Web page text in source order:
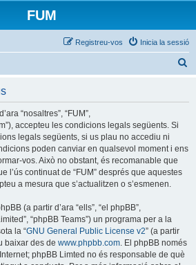
FUM
Inicia la sessió
Registreu-vos
“nosaltres”, “FUM”,
accepteu les condicions legals següents. Si
legals següents, si us plau no accediu ni
poden canviar en qualsevol moment i ens
vos. Això no obstant, és recomanable que
l’ús continuat de “FUM” després que aquestes
a mesura que s’actualitzen o s’esmenen.
(a partir d’ara “ells”, “el phpBB”,
“phpBB Teams”) un programa per a la
la “GNU General Public License v2” (a partir
baixar des de www.phpbb.com. El phpBB només
phpBB Limted no és responsable de què